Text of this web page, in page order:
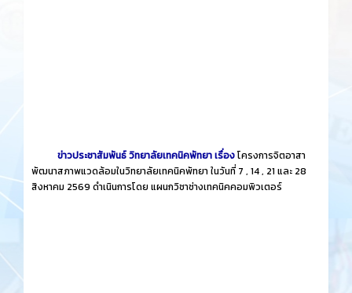
ข่าวประชาสัมพันธ์ วิทยาลัยเทคนิคพัทยา เรื่องโครงการจิตอาสา
พัฒนาสภาพแวดล้อมในวิทยาลัยเทคนิคพัทยา ในวันที่ 7 , 14 , 21 และ 28
สิงหาคม 2569 ดำเนินการโดย แผนกวิชาช่างเทคนิคคอมพิวเตอร์